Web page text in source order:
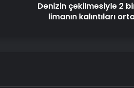
Denizin çekilmesiyle 2
limanın kalıntıları